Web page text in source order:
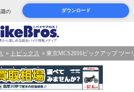
題の
ダウンロード
トピックス 東京MCS2016ピックアップ ツ